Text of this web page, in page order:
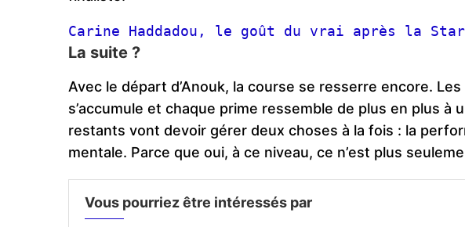
Carine Haddadou, le goût du vrai après la Star
La suite ?
Avec le départ d’Anouk, la course se resserre encore.
s’accumule et chaque prime ressemble de plus en plus à
restants vont devoir gérer deux choses à la fois : la
mentale. Parce que oui, à ce niveau, ce n’est plus
Vous pourriez être intéressés par